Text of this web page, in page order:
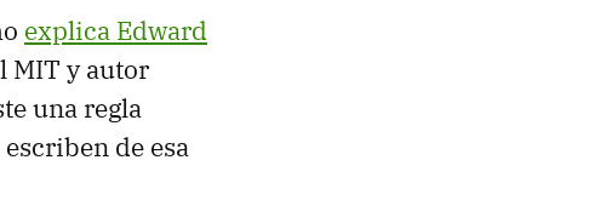
explica Edward
MIT y autor
una regla
de esa